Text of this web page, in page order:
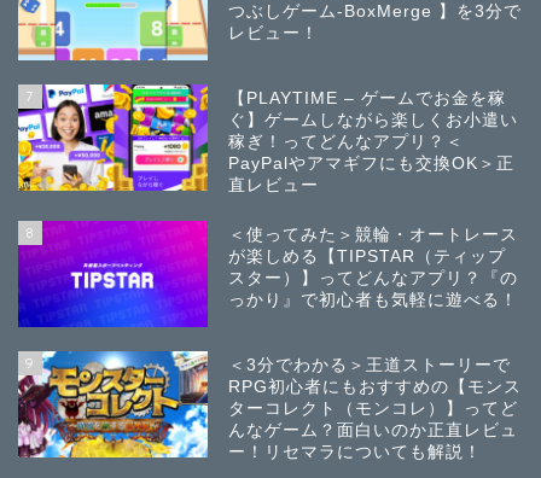
つぶしゲーム-BoxMerge 】を3分で
レビュー！
7
【PLAYTIME – ゲームでお金を稼
ぐ】ゲームしながら楽しくお小遣い
稼ぎ！ってどんなアプリ？＜
PayPalやアマギフにも交換OK＞正
直レビュー
8
＜使ってみた＞競輪・オートレース
が楽しめる【TIPSTAR（ティップ
スター）】ってどんなアプリ？『の
っかり』で初心者も気軽に遊べる！
9
＜3分でわかる＞王道ストーリーで
RPG初心者にもおすすめの【モンス
ターコレクト（モンコレ）】ってど
んなゲーム？面白いのか正直レビュ
ー！リセマラについても解説！